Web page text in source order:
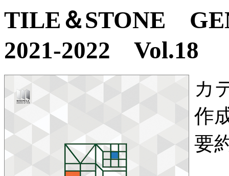
TILE＆STONE
2021-2022 Vol.18
カ
作
要